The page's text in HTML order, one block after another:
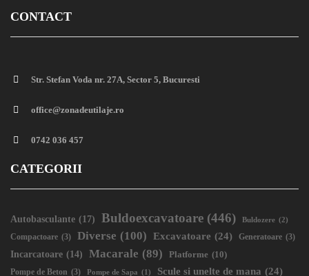
CONTACT
Str. Stefan Voda nr. 27A, Sector 5, Bucuresti
office@zonadeutilaje.ro
0742 036 457
CATEGORII
Autobasculante (17) Buldoexcavatoare (446) Buldozere (2)
Compactoare (3) Diverse (100) Excavatoare (24) Generatoare (3)
Incarcatoare (14) Macarale (89) Platforme (10)
Pompe de Beton (3) Pompe de Sapa (1) Scule si unelte de mana (24)